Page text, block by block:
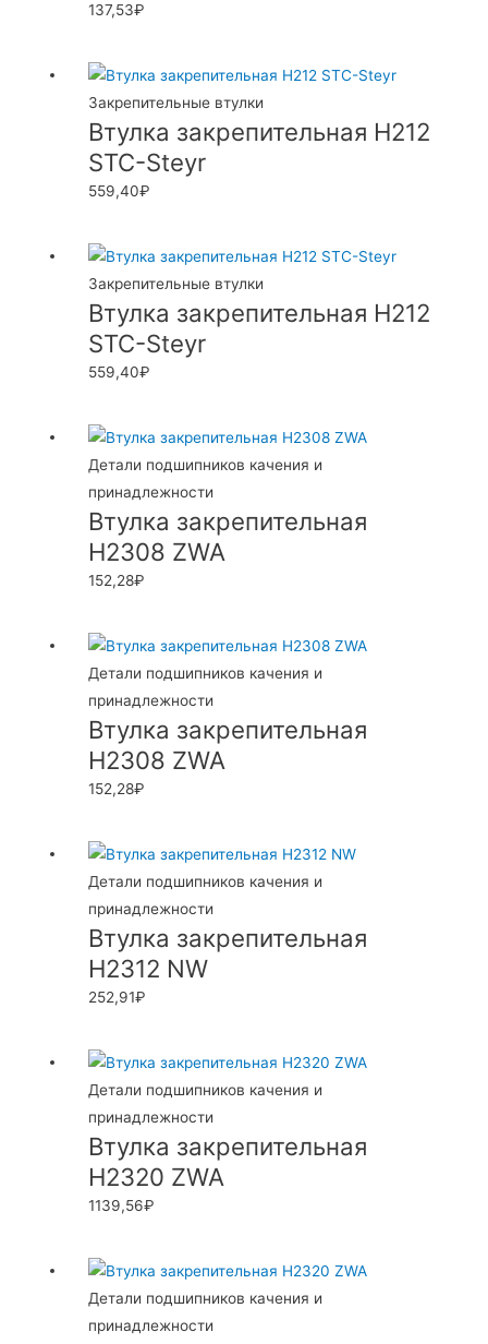
137,53₽
Закрепительные втулки
Втулка закрепительная H212
STC-Steyr
559,40₽
Закрепительные втулки
Втулка закрепительная H212
STC-Steyr
559,40₽
Детали подшипников качения и
принадлежности
Втулка закрепительная
H2308 ZWA
152,28₽
Детали подшипников качения и
принадлежности
Втулка закрепительная
H2308 ZWA
152,28₽
Детали подшипников качения и
принадлежности
Втулка закрепительная
H2312 NW
252,91₽
Детали подшипников качения и
принадлежности
Втулка закрепительная
H2320 ZWA
1139,56₽
Детали подшипников качения и
принадлежности